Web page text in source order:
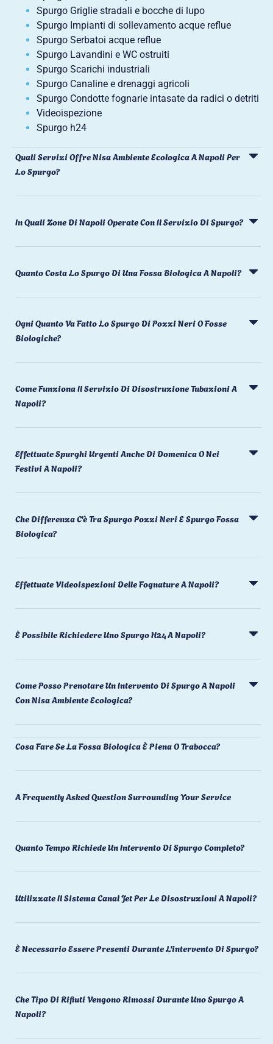
Spurgo Griglie stradali e bocche di lupo
Spurgo Impianti di sollevamento acque reflue
Spurgo Serbatoi acque reflue
Spurgo Lavandini e WC ostruiti
Spurgo Scarichi industriali
Spurgo Canaline e drenaggi agricoli
Spurgo Condotte fognarie intasate da radici o detriti
Videoispezione
Spurgo h24
Quali Servizi Offre Nisa Ambiente Ecologica A Napoli Per
Lo Spurgo?
In Quali Zone Di Napoli Operate Con Il Servizio Di Spurgo?
Quanto Costa Lo Spurgo Di Una Fossa Biologica A Napoli?
Ogni Quanto Va Fatto Lo Spurgo Di Pozzi Neri O Fosse
Biologiche?
Come Funziona Il Servizio Di Disostruzione Tubazioni A
Napoli?
Effettuate Spurghi Urgenti Anche Di Domenica O Nei
Festivi A Napoli?
Che Differenza C'è Tra Spurgo Pozzi Neri E Spurgo Fossa
Biologica?
Effettuate Videoispezioni Delle Fognature A Napoli?
È Possibile Richiedere Uno Spurgo H24 A Napoli?
Come Posso Prenotare Un Intervento Di Spurgo A Napoli
Con Nisa Ambiente Ecologica?
Cosa Fare Se La Fossa Biologica È Piena O Trabocca?
A Frequently Asked Question Surrounding Your Service
Quanto Tempo Richiede Un Intervento Di Spurgo Completo?
Utilizzate Il Sistema Canal Jet Per Le Disostruzioni A Napoli?
È Necessario Essere Presenti Durante L'intervento Di Spurgo?
Che Tipo Di Rifiuti Vengono Rimossi Durante Uno Spurgo A
Napoli?